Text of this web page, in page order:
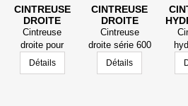
CINTREUSE
DROITE
Cintreuse
droite pour
tube 3/4
Détails
CINTREUSE
DROITE
SÉRIE 600
HAUTE
RÉSISTANCE
POUR TUBE
1/2
Cintreuse
droite série 600
haute
Détails